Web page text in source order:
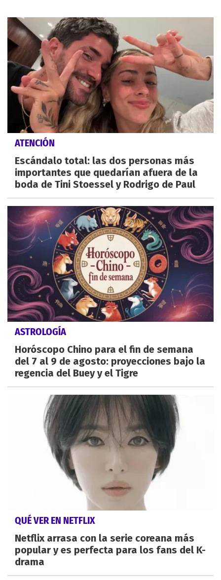
ATENCIÓN
Escándalo total: las dos personas más
importantes que quedarían afuera de la
boda de Tini Stoessel y Rodrigo de Paul
ASTROLOGÍA
Horóscopo Chino para el fin de semana
del 7 al 9 de agosto: proyecciones bajo la
regencia del Buey y el Tigre
QUÉ VER EN NETFLIX
Netflix arrasa con la serie coreana más
popular y es perfecta para los fans del K-
drama